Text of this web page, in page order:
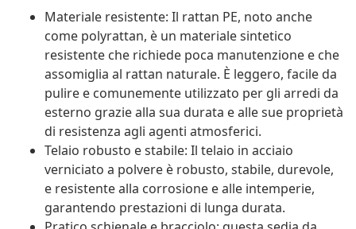
Materiale resistente: Il rattan PE, noto anche
come polyrattan, è un materiale sintetico
resistente che richiede poca manutenzione e che
assomiglia al rattan naturale. È leggero, facile da
pulire e comunemente utilizzato per gli arredi da
esterno grazie alla sua durata e alle sue proprietà
di resistenza agli agenti atmosferici.
Telaio robusto e stabile: Il telaio in acciaio
verniciato a polvere è robusto, stabile, durevole,
e resistente alla corrosione e alle intemperie,
garantendo prestazioni di lunga durata.